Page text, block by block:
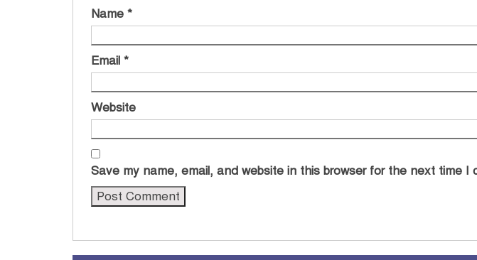
Name *
Email *
Website
Save my name, email, and website in this browser for the next time I